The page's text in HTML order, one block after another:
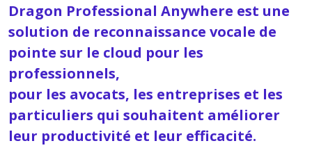
Dragon Professional Anywhere est une
solution de reconnaissance vocale de
pointe sur le cloud pour les
professionnels,
pour les avocats, les entreprises et les
particuliers qui souhaitent améliorer
leur productivité et leur efficacité.